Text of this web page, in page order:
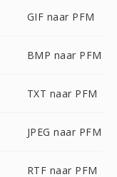
GIF naar PFM
BMP naar PFM
TXT naar PFM
JPEG naar PFM
RTF naar PFM